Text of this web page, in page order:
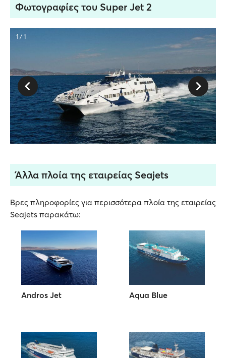
Φωτογραφίες του Super Jet 2
1 / 1
Άλλα πλοία της εταιρείας Seajets
Βρες πληροφορίες για περισσότερα πλοία της εταιρείας
Seajets παρακάτω:
Andros Jet Aqua Blue